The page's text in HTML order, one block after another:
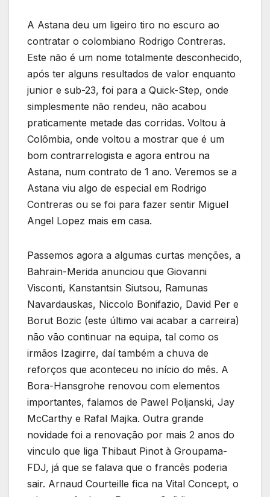
A Astana deu um ligeiro tiro no escuro ao
contratar o colombiano Rodrigo Contreras.
Este não é um nome totalmente desconhecido,
após ter alguns resultados de valor enquanto
junior e sub-23, foi para a Quick-Step, onde
simplesmente não rendeu, não acabou
praticamente metade das corridas. Voltou à
Colômbia, onde voltou a mostrar que é um
bom contrarrelogista e agora entrou na
Astana, num contrato de 1 ano. Veremos se a
Astana viu algo de especial em Rodrigo
Contreras ou se foi para fazer sentir Miguel
Angel Lopez mais em casa.
Passemos agora a algumas curtas menções, a
Bahrain-Merida anunciou que Giovanni
Visconti, Kanstantsin Siutsou, Ramunas
Navardauskas, Niccolo Bonifazio, David Per e
Borut Bozic (este último vai acabar a carreira)
não vão continuar na equipa, tal como os
irmãos Izagirre, daí também a chuva de
reforços que aconteceu no início do mês. A
Bora-Hansgrohe renovou com elementos
importantes, falamos de Pawel Poljanski, Jay
McCarthy e Rafal Majka. Outra grande
novidade foi a renovação por mais 2 anos do
vinculo que liga Thibaut Pinot à Groupama-
FDJ, já que se falava que o francês poderia
sair. Arnaud Courteille fica na Vital Concept, o